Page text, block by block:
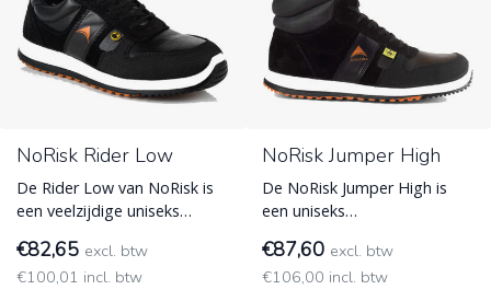
NoRisk Rider Low
De Rider Low van NoRisk is
een veelzijdige uniseks
ontworpen voor optimale b
NoRisk
€82,65 excl. btw
€100,01 incl. btw
NoRisk Jumper High
De NoRisk Jumper High is
een uniseks
biedt een perfecte balans
tussen besche NoRisk
€87,60 excl. btw
€106,00 incl. btw